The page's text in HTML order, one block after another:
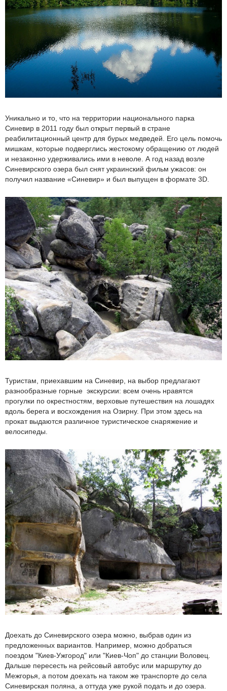
Уникально и то, что на территории национального парка
Синевир в 2011 году был открыт первый в стране
реабилитационный центр для бурых медведей. Его цель помочь
мишкам, которые подверглись жестокому обращению от людей
и незаконно удерживались ими в неволе. А год назад возле
Синевирского озера был снят украинский фильм ужасов: он
получил название «Синевир» и был выпущен в формате 3D.
Туристам, приехавшим на Синевир, на выбор предлагают
разнообразные горные экскурсии: всем очень нравятся
прогулки по окрестностям, верховые путешествия на лошадях
вдоль берега и восхождения на Озирну. При этом здесь на
прокат выдаются различное туристическое снаряжение и
велосипеды.
Доехать до Синевирского озера можно, выбрав один из
предложенных вариантов. Например, можно добраться
поездом "Киев-Ужгород" или "Киев-Чоп" до станции Воловец.
Дальше пересесть на рейсовый автобус или маршрутку до
Межгорья, а потом доехать на таком же транспорте до села
Синевирская поляна, а оттуда уже рукой подать и до озера.